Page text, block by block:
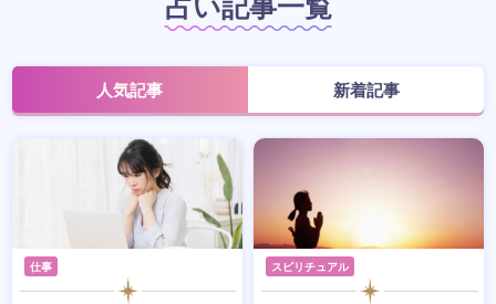
人気記事 新着記事
仕事 スピリチュアル